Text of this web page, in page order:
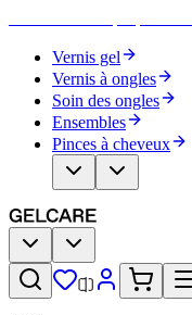
Vernis gel
Vernis à ongles
Soin des ongles
Ensembles
Pinces à cheveux